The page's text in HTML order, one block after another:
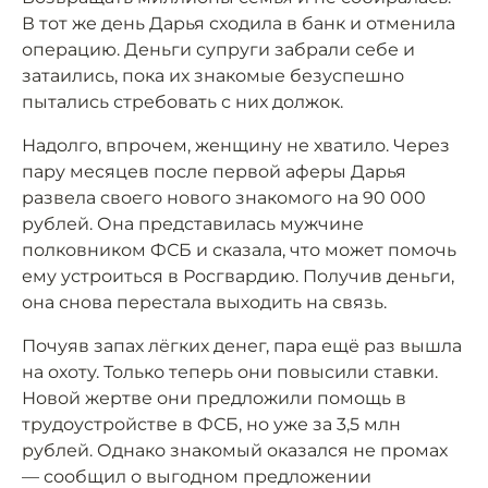
В тот же день Дарья сходила в банк и отменила
операцию. Деньги супруги забрали себе и
затаились, пока их знакомые безуспешно
пытались стребовать с них должок.
Надолго, впрочем, женщину не хватило. Через
пару месяцев после первой аферы Дарья
развела своего нового знакомого на 90 000
рублей. Она представилась мужчине
полковником ФСБ и сказала, что может помочь
ему устроиться в Росгвардию. Получив деньги,
она снова перестала выходить на связь.
Почуяв запах лёгких денег, пара ещё раз вышла
на охоту. Только теперь они повысили ставки.
Новой жертве они предложили помощь в
трудоустройстве в ФСБ, но уже за 3,5 млн
рублей. Однако знакомый оказался не промах
— сообщил о выгодном предложении